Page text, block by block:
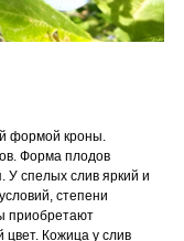
формой кроны.
Форма плодов
У спелых слив яркий и
степени
приобретают
цвет. Кожица у слив